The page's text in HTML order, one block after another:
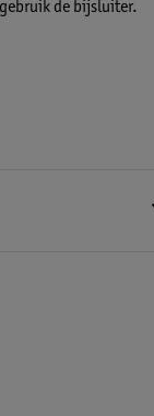
de bijsluiter.